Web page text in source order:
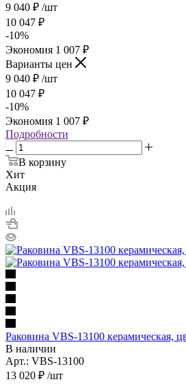
9 040 ₽ /шт
10 047 ₽
-10%
Экономия 1 007 ₽
Варианты цен
9 040 ₽ /шт
10 047 ₽
-10%
Экономия 1 007 ₽
Подробности
В корзину
Хит
Акция
Раковина VBS-13100 керамическая,
В наличии
Арт.: VBS-13100
13 020 ₽ /шт